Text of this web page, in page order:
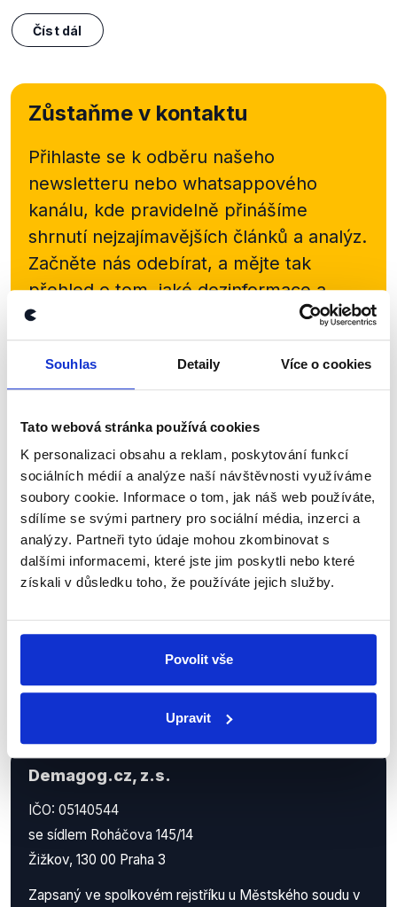
Souhlas Detaily Více o cookies
Tato webová stránka používá cookies
K personalizaci obsahu a reklam, poskytování funkcí
sociálních médií a analýze naší návštěvnosti využíváme
soubory cookie. Informace o tom, jak náš web používáte,
sdílíme se svými partnery pro sociální média, inzerci a
analýzy. Partneři tyto údaje mohou zkombinovat s
dalšími informacemi, které jste jim poskytli nebo které
získali v důsledku toho, že používáte jejich služby.
Povolit vše
Upravit
Číst dál
Zůstaňme v kontaktu
Přihlaste se k odběru našeho
newsletteru nebo whatsappového
kanálu, kde pravidelně přinášíme
shrnutí nejzajímavějších článků a analýz.
Začněte nás odebírat, a mějte tak
přehled o tom, jaké dezinformace a
nepravdy se zrovna v Česku šíří.
Newsletter WhatsApp
Sociální sítě
Nenechte si ujít nejnovější události
z Demagog.cz. Sdílením našich
příspěvků přátelům podpoříte naši
práci.
Demagog.cz, z.s.
IČO: 05140544
se sídlem Roháčova 145/14
Žižkov, 130 00 Praha 3
Zapsaný ve spolkovém rejstříku u Městského soudu v